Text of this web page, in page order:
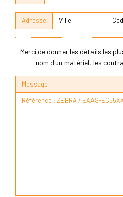
Adresse
Merci de donner les détails les
nom d'un matériel, les
Message